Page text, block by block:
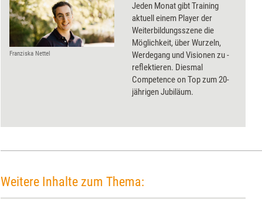
Franziska Nettel
Jeden Monat gibt Training
aktuell einem Player der
Weiterbildungsszene die
Möglichkeit, über Wurzeln,
Werdegang und Visionen zu ­
reflektieren. Diesmal
Competence on Top zum 20-
jährigen ­Jubiläum.
Weitere Inhalte zum Thema: